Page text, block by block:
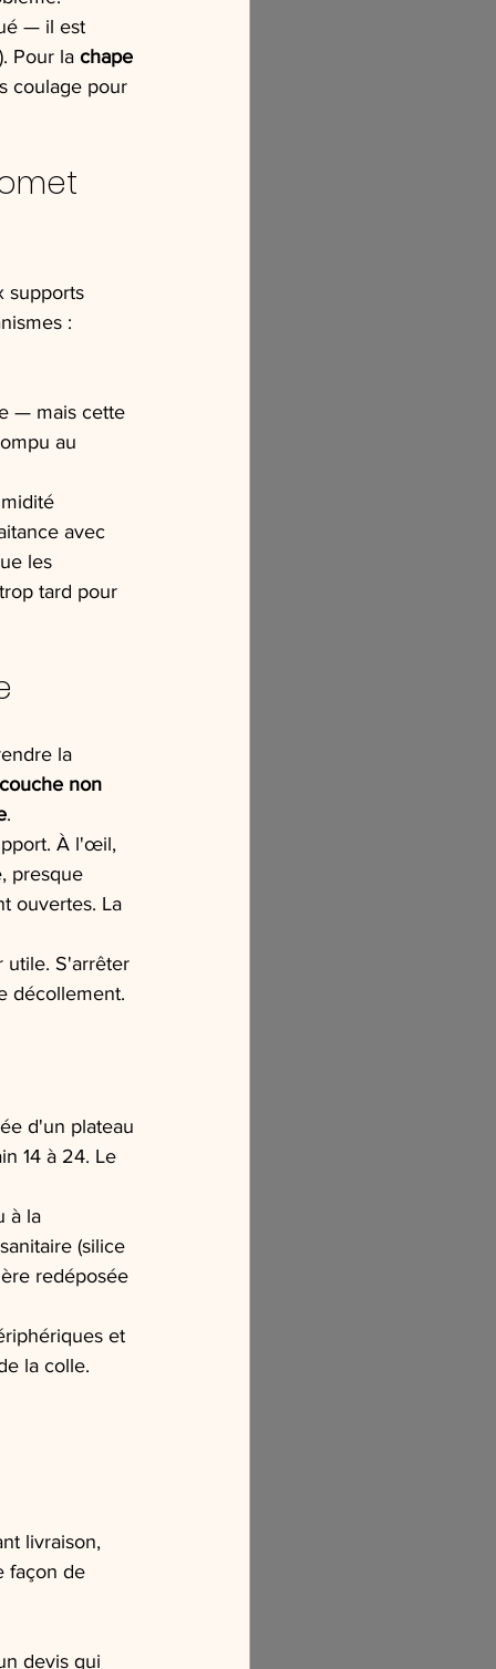
— il est
Pour la chape
coulage pour
supports
:
— mais cette
au
avec
les
tard pour
la
non
.
À l'œil,
presque
ouvertes. La
utile. S'arrêter
décollement.
d'un plateau
14 à 24. Le
à la
(silice
redéposée
et
la colle.
livraison,
façon de
devis qui